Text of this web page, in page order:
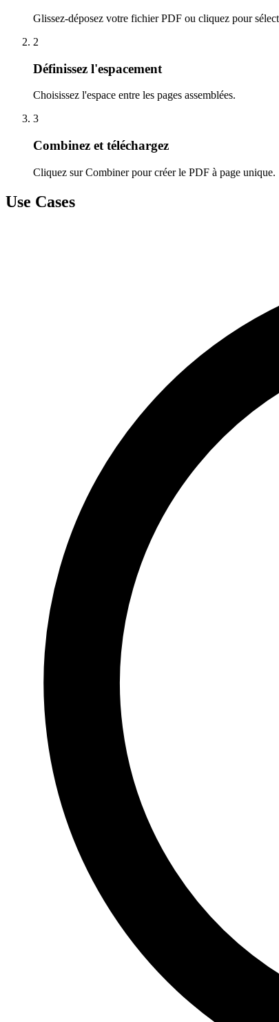
Glissez-déposez votre fichier PDF ou cliquez pour
2
Définissez l'espacement
Choisissez l'espace entre les pages assemblées.
3
Combinez et téléchargez
Cliquez sur Combiner pour créer le PDF à page unique.
Use Cases